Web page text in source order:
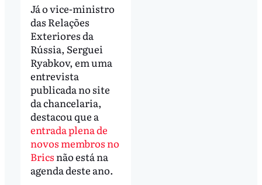
Já o vice-ministro
das Relações
Exteriores da
Rússia, Serguei
Ryabkov, em uma
entrevista
publicada no site
da chancelaria,
destacou que a
entrada plena de
novos membros no
Brics não está na
agenda deste ano.